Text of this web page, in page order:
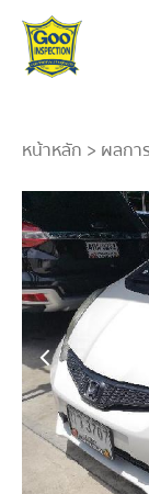
หน้าหลัก > ผลกา